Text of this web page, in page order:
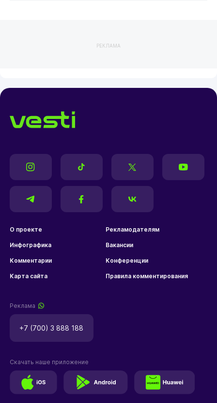
РЕКЛАМА
О проекте Рекламодателям
Инфографика Вакансии
Комментарии Конференции
Карта сайта Правила комментирования
Реклама
+7 (700) 3 888 188
Скачать наше приложение